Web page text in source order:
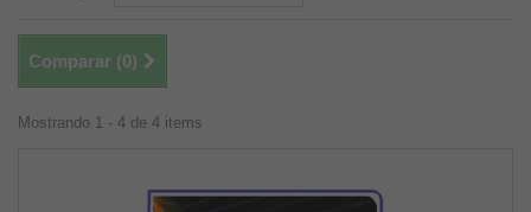
Comparar (0)
Mostrando 1 - 4 de 4 items